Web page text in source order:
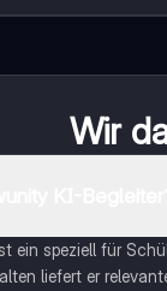
Wir
ein speziell für
liefert er